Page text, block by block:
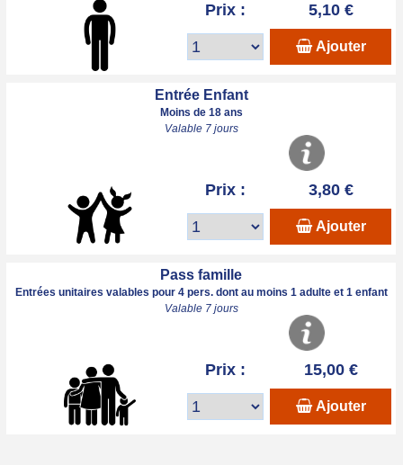
Prix : 5,10 €
Ajouter
Entrée Enfant
Moins de 18 ans
Valable 7 jours
Prix : 3,80 €
Ajouter
Pass famille
Entrées unitaires valables pour 4 pers. dont au moins 1 adulte et 1 enfant
Valable 7 jours
Prix : 15,00 €
Ajouter